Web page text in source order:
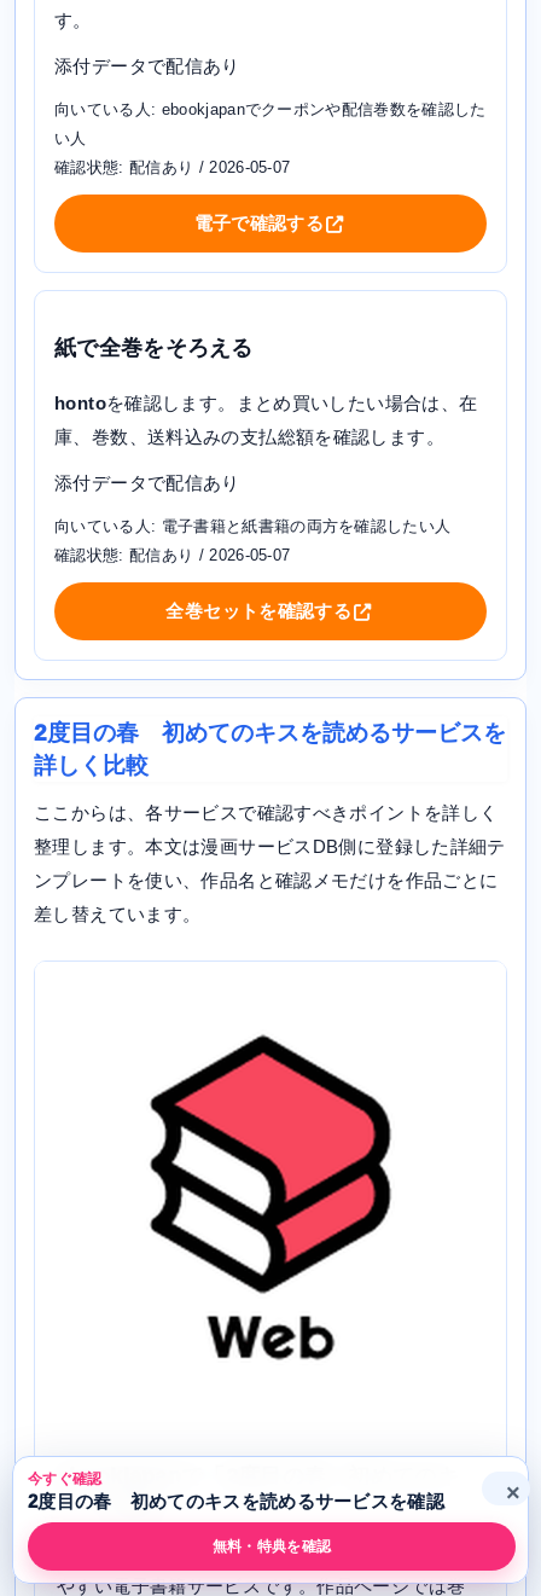
す。
添付データで配信あり
向いている人: ebookjapanでクーポンや配信巻数を確認した
い人
確認状態: 配信あり / 2026-05-07
電子で確認する
紙で全巻をそろえる
hontoを確認します。まとめ買いしたい場合は、在
庫、巻数、送料込みの支払総額を確認します。
添付データで配信あり
向いている人: 電子書籍と紙書籍の両方を確認したい人
確認状態: 配信あり / 2026-05-07
全巻セットを確認する
2度目の春 初めてのキスを読めるサービスを
詳しく比較
ここからは、各サービスで確認すべきポイントを詳しく
整理します。本文は漫画サービスDB側に登録した詳細テ
ンプレートを使い、作品名と確認メモだけを作品ごとに
差し替えています。
ebookjapanで「2度目の春 初めてのキ
ス」を読む
ebookjapanは、電子コミックを中心に作品を探し
やすい電子書籍サービスです。作品ページでは巻
今すぐ確認
2度目の春 初めてのキスを読めるサービスを確認
無料・特典を確認
×